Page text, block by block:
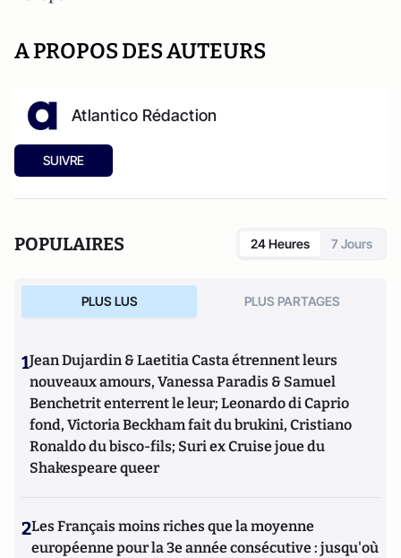
A PROPOS DES AUTEURS
Atlantico Rédaction
SUIVRE
POPULAIRES 24 Heures 7 Jours
PLUS LUS PLUS PARTAGES
1Jean Dujardin & Laetitia Casta étrennent leurs
nouveaux amours, Vanessa Paradis & Samuel
Benchetrit enterrent le leur; Leonardo di Caprio
fond, Victoria Beckham fait du brukini, Cristiano
Ronaldo du bisco-fils; Suri ex Cruise joue du
Shakespeare queer
2Les Français moins riches que la moyenne
européenne pour la 3e année consécutive : jusqu'où